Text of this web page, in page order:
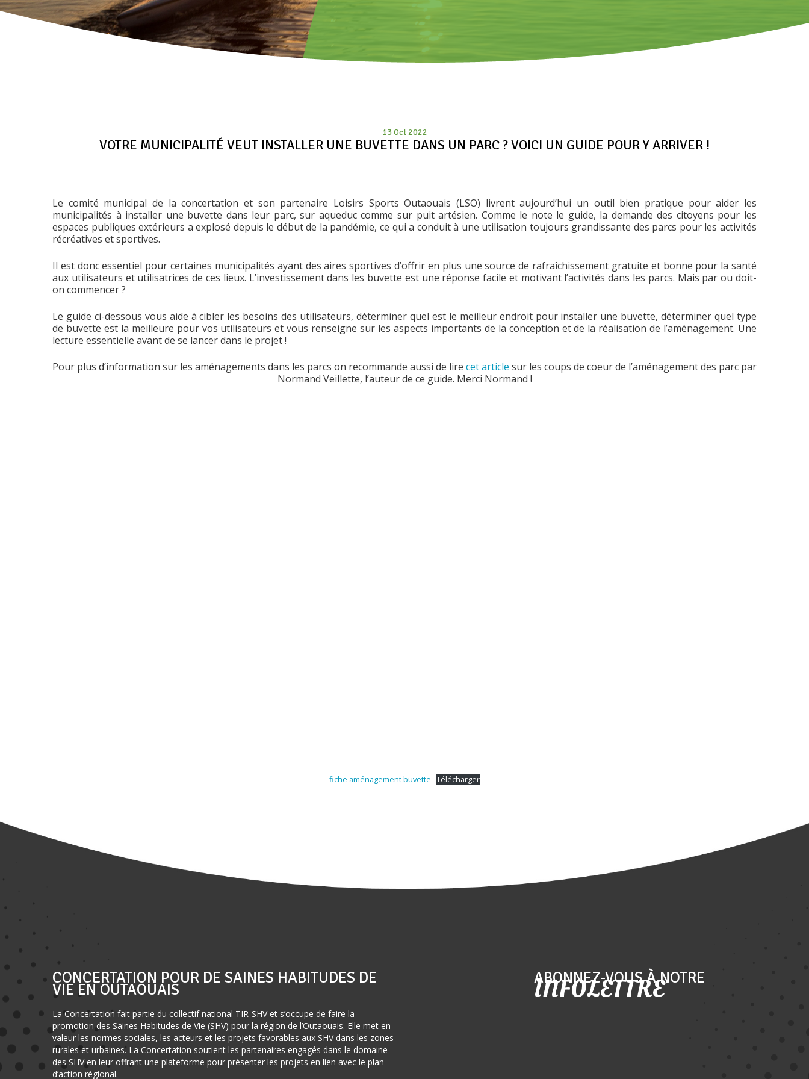
13 Oct 2022
VOTRE MUNICIPALITÉ VEUT INSTALLER UNE BUVETTE DANS UN PARC ? VOICI UN GUIDE POUR Y ARRIVER !
Le comité municipal de la concertation et son partenaire Loisirs Sports Outaouais (LSO) livrent aujourd’hui un outil bien pratique pour aider les
municipalités à installer une buvette dans leur parc, sur aqueduc comme sur puit artésien. Comme le note le guide, la demande des citoyens pour les
espaces publiques extérieurs a explosé depuis le début de la pandémie, ce qui a conduit à une utilisation toujours grandissante des parcs pour les activités
récréatives et sportives.
Il est donc essentiel pour certaines municipalités ayant des aires sportives d’offrir en plus une source de rafraîchissement gratuite et bonne pour la santé
aux utilisateurs et utilisatrices de ces lieux. L’investissement dans les buvette est une réponse facile et motivant l’activités dans les parcs. Mais par ou doit-
on commencer ?
Le guide ci-dessous vous aide à cibler les besoins des utilisateurs, déterminer quel est le meilleur endroit pour installer une buvette, déterminer quel type
de buvette est la meilleure pour vos utilisateurs et vous renseigne sur les aspects importants de la conception et de la réalisation de l’aménagement. Une
lecture essentielle avant de se lancer dans le projet !
Pour plus d’information sur les aménagements dans les parcs on recommande aussi de lire cet article sur les coups de coeur de l’aménagement des parc par
Normand Veillette, l’auteur de ce guide. Merci Normand !
fiche aménagement buvette Télécharger
CONCERTATION POUR DE SAINES HABITUDES DE
VIE EN OUTAOUAIS
La Concertation fait partie du collectif national TIR-SHV et s’occupe de faire la
promotion des Saines Habitudes de Vie (SHV) pour la région de l’Outaouais. Elle met en
valeur les normes sociales, les acteurs et les projets favorables aux SHV dans les zones
rurales et urbaines. La Concertation soutient les partenaires engagés dans le domaine
des SHV en leur offrant une plateforme pour présenter les projets en lien avec le plan
d’action régional.
ABONNEZ-VOUS À NOTRE
INFOLETTRE